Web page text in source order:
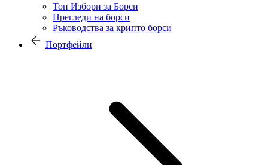
Топ Избори за Борси
Прегледи на борси
Ръководства за крипто борси
Портфейли